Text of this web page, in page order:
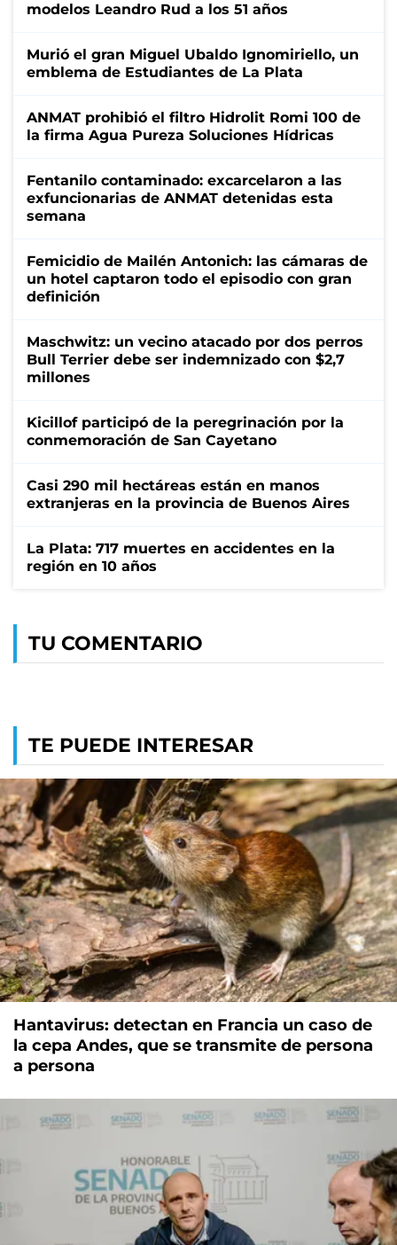
modelos Leandro Rud a los 51 años
Murió el gran Miguel Ubaldo Ignomiriello, un
emblema de Estudiantes de La Plata
ANMAT prohibió el filtro Hidrolit Romi 100 de
la firma Agua Pureza Soluciones Hídricas
Fentanilo contaminado: excarcelaron a las
exfuncionarias de ANMAT detenidas esta
semana
Femicidio de Mailén Antonich: las cámaras de
un hotel captaron todo el episodio con gran
definición
Maschwitz: un vecino atacado por dos perros
Bull Terrier debe ser indemnizado con $2,7
millones
Kicillof participó de la peregrinación por la
conmemoración de San Cayetano
Casi 290 mil hectáreas están en manos
extranjeras en la provincia de Buenos Aires
La Plata: 717 muertes en accidentes en la
región en 10 años
TU COMENTARIO
TE PUEDE INTERESAR
Hantavirus: detectan en Francia un caso de
la cepa Andes, que se transmite de persona
a persona